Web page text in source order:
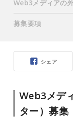
シェア
Web3メデ
ター）募集
Web3メディアの
募集要項